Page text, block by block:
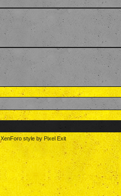
XenForo style by Pixel Exit